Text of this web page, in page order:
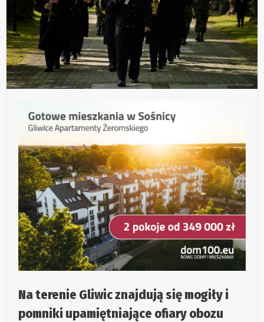
Na terenie Gliwic znajdują się mogiły i
pomniki upamiętniające ofiary obozu